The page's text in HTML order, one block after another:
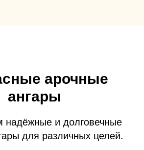
арочные
ангары
надёжные и долговечные
для различных целей.